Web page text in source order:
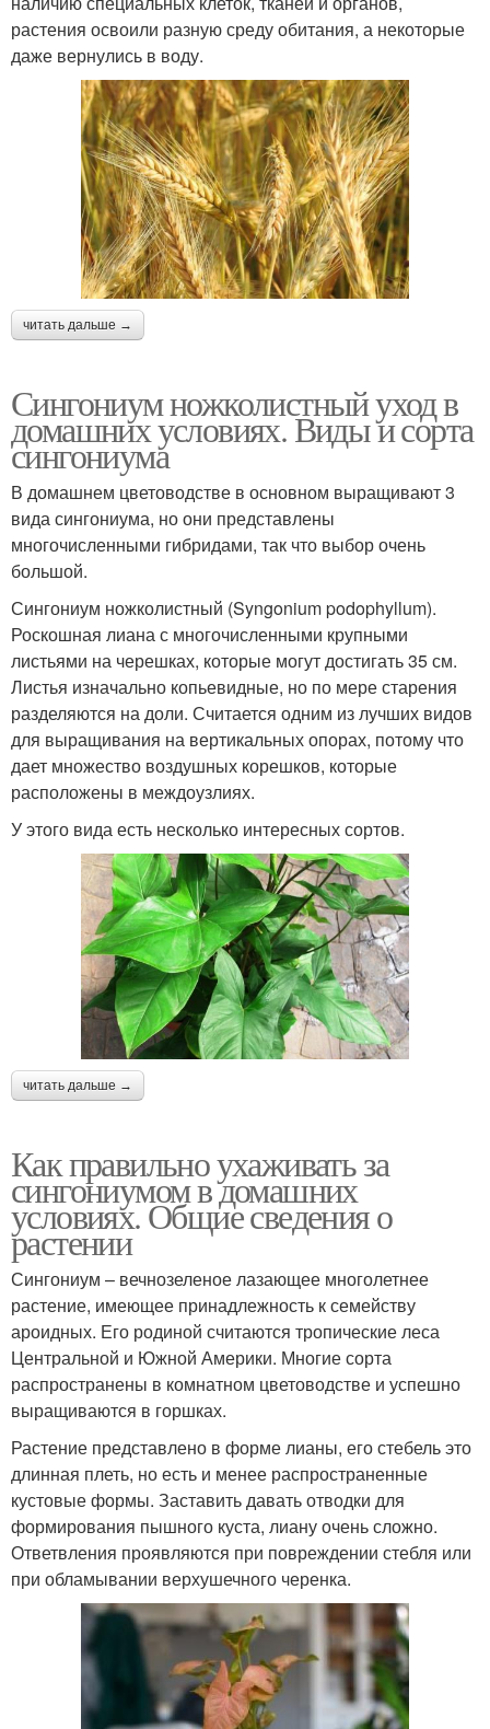
растения освоили разную среду обитания, а некоторые
даже вернулись в воду.
читать дальше →
Сингониум ножколистный уход в
домашних условиях. Виды и сорта
сингониума
В домашнем цветоводстве в основном выращивают 3
вида сингониума, но они представлены
многочисленными гибридами, так что выбор очень
большой.
Сингониум ножколистный (Syngonium podophyllum).
Роскошная лиана с многочисленными крупными
листьями на черешках, которые могут достигать 35 см.
Листья изначально копьевидные, но по мере старения
разделяются на доли. Считается одним из лучших видов
для выращивания на вертикальных опорах, потому что
дает множество воздушных корешков, которые
расположены в междоузлиях.
У этого вида есть несколько интересных сортов.
читать дальше →
Как правильно ухаживать за
сингониумом в домашних
условиях. Общие сведения о
растении
Сингониум – вечнозеленое лазающее многолетнее
растение, имеющее принадлежность к семейству
ароидных. Его родиной считаются тропические леса
Центральной и Южной Америки. Многие сорта
распространены в комнатном цветоводстве и успешно
выращиваются в горшках.
Растение представлено в форме лианы, его стебель это
длинная плеть, но есть и менее распространенные
кустовые формы. Заставить давать отводки для
формирования пышного куста, лиану очень сложно.
Ответвления проявляются при повреждении стебля или
при обламывании верхушечного черенка.